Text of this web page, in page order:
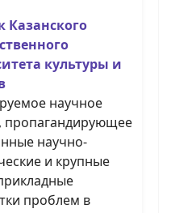
Казанского
культуры и
научное
пропагандирующее
научно-
и крупные
проблем в